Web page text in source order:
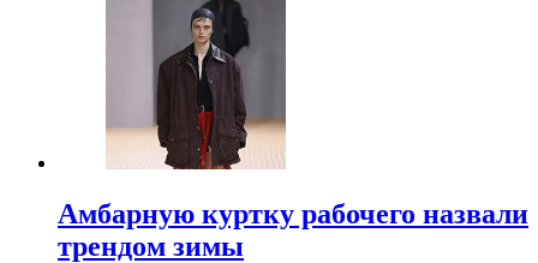
Амбарную куртку рабочего назвали
трендом зимы